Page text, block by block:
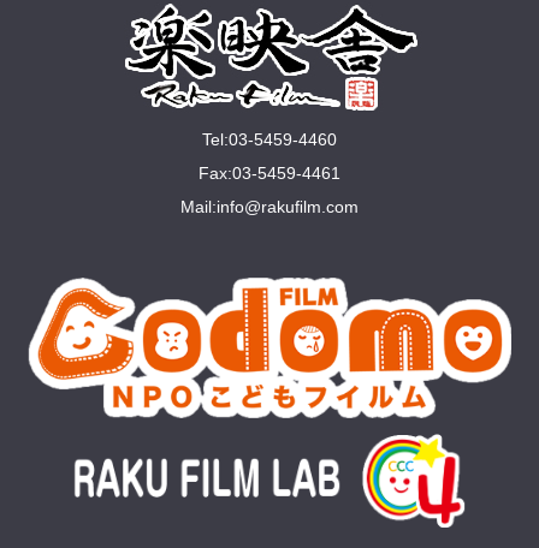
Tel:03-5459-4460
Fax:03-5459-4461
Mail:info@rakuﬁlm.com